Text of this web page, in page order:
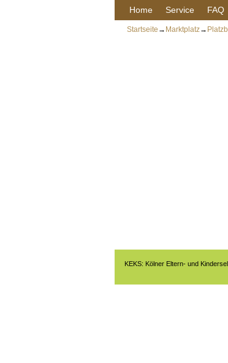
Home Service FAQ
Startseite → Marktplatz→
KEKS: Kölner Eltern- und